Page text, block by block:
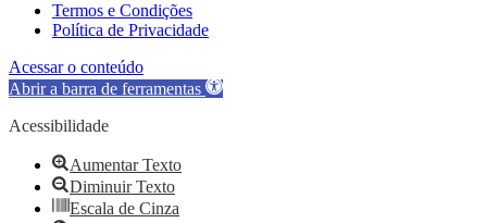
Termos e Condições
Política de Privacidade
Acessar o conteúdo
Abrir a barra de ferramentas
Acessibilidade
Aumentar Texto
Diminuir Texto
Escala de Cinza